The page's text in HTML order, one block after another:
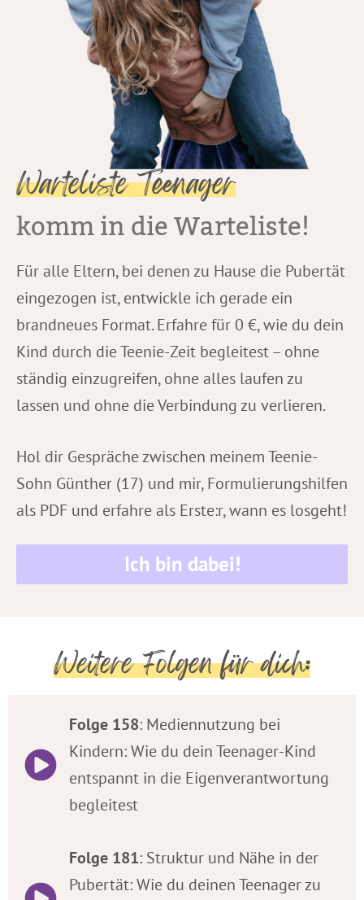
Warteliste Teenager
komm in die Warteliste!
Für alle Eltern, bei denen zu Hause die Pubertät
eingezogen ist, entwickle ich gerade ein
brandneues Format. Erfahre für 0 €, wie du dein
Kind durch die Teenie-Zeit begleitest – ohne
ständig einzugreifen, ohne alles laufen zu
lassen und ohne die Verbindung zu verlieren.
Hol dir Gespräche zwischen meinem Teenie-
Sohn Günther (17) und mir, Formulierungshilfen
als PDF und erfahre als Erste:r, wann es losgeht!
Ich bin dabei!
Weitere Folgen für dich:
Folge 158: Mediennutzung bei
Kindern: Wie du dein Teenager-Kind
entspannt in die Eigenverantwortung
begleitest
Folge 181: Struktur und Nähe in der
Pubertät: Wie du deinen Teenager zu